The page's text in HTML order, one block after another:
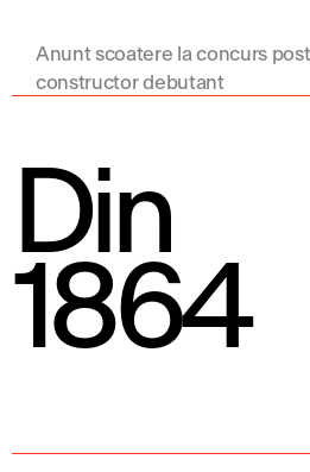
Anunt scoatere la concurs
constructor debutant
Din
1864